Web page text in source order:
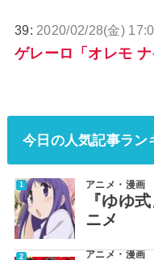
39: 2020/02/28(金)
ゲレーロ「オレモ ナ
今日の人気記事ラン
アニメ・漫画
『ゆゆ
ニメ
アニメ・漫画